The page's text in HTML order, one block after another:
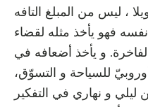
، ليس من المبلغ التافه
فهو يأخذ مثله لقضاء
و يأخذ أضعافه في
للسياحة و التسوّق،
ليلي و نهاري في التفكير